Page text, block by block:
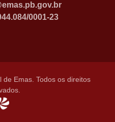
0001-23
Emas. Todos os direitos